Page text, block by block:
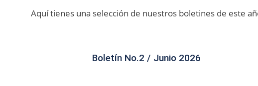
Aquí tienes una selección de nuestros boletines de este
Boletín No.2 / Junio 2026